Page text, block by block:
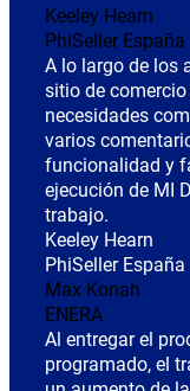
Keeley Hearn
PhiSeller España
A lo largo de los
sitio de
necesidades
varios
funcionalidad y
ejecución de MI
trabajo.
Keeley Hearn
PhiSeller España
Max Konah
ENERA
Al entregar el
programado, el